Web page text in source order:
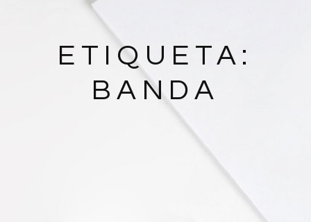
ETIQUETA:
BANDA